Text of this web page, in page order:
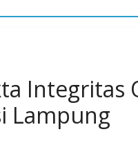
Integritas
Lampung